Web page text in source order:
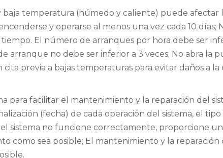
temperatura (húmedo y caliente) puede afectar
y operarse al menos una vez cada 10 días;
El número de arranques por hora debe ser
arranque no debe ser inferior a 3 veces; No abra la
previa a bajas temperaturas para evitar daños a la
para facilitar el mantenimiento y la reparación del
(fecha) de cada operación del sistema, el tipo
sistema no funcione correctamente, proporcione
como sea posible; El mantenimiento y la reparación